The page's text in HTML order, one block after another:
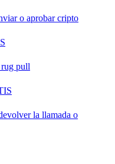
o aprobar cripto
pull
la llamada o